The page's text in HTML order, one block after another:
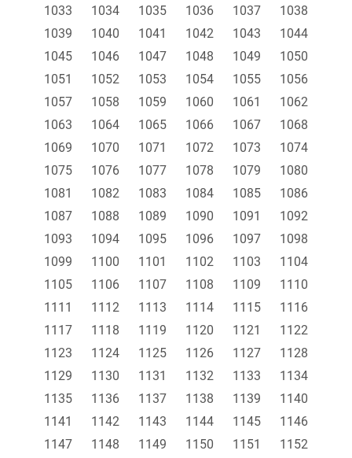
1033
1034 1035 1036 1037
1038
1039
1040 1041 1042 1043
1044
1045
1046 1047 1048 1049
1050
1051
1052 1053 1054 1055
1056
1057
1058 1059 1060 1061
1062
1063
1064 1065 1066 1067
1068
1069
1070 1071 1072 1073
1074
1075
1076 1077 1078 1079
1080
1081
1082 1083 1084 1085
1086
1087
1088 1089 1090 1091
1092
1093
1094 1095 1096 1097
1098
1099
1100 1101 1102 1103
1104
1105
1106 1107 1108 1109
1110
1111
1112 1113 1114 1115
1116
1117
1118 1119 1120 1121
1122
1123
1124 1125 1126 1127
1128
1129
1130 1131 1132 1133
1134
1135
1136 1137 1138 1139
1140
1141
1142 1143 1144 1145
1146
1147
1148 1149 1150 1151 1152